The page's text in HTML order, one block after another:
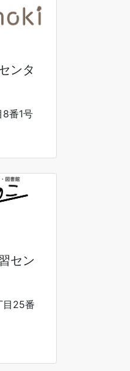
ンタ
8番1号
セン
目25番